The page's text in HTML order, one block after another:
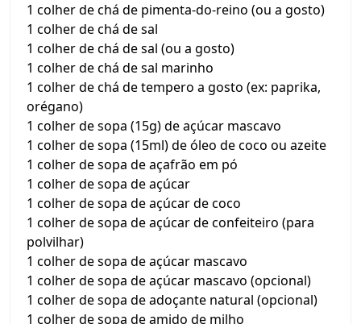
1 colher de chá de pimenta-do-reino (ou a gosto)
1 colher de chá de sal
1 colher de chá de sal (ou a gosto)
1 colher de chá de sal marinho
1 colher de chá de tempero a gosto (ex: paprika,
orégano)
1 colher de sopa (15g) de açúcar mascavo
1 colher de sopa (15ml) de óleo de coco ou azeite
1 colher de sopa de açafrão em pó
1 colher de sopa de açúcar
1 colher de sopa de açúcar de coco
1 colher de sopa de açúcar de confeiteiro (para
polvilhar)
1 colher de sopa de açúcar mascavo
1 colher de sopa de açúcar mascavo (opcional)
1 colher de sopa de adoçante natural (opcional)
1 colher de sopa de amido de milho